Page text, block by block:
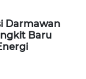
Darmawan
Baru